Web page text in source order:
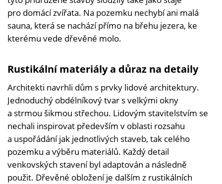
pro domácí zvířata. Na pozemku nechybí ani malá
sauna, která se nachází přímo na břehu jezera, ke
kterému vede dřevěné molo.
Rustikální materiály a důraz na detaily
Architekti navrhli dům s prvky lidové architektury.
Jednoduchý obdélníkový tvar s velkými okny
a strmou šikmou střechou. Lidovým stavitelstvím se
nechali inspirovat především v oblasti rozsahu
a uspořádání jak jednotlivých staveb, tak celého
pozemku a výběru materiálů. Každý detail
venkovských stavení byl adaptován a následně
použit. Dřevěné obložení je dalším z rustikálních